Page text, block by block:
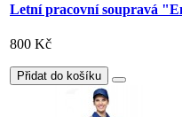
Letní pracovní soupravá
800 Kč
Přidat do košíku